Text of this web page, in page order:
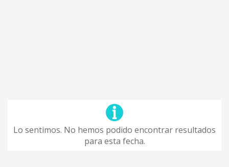
Lo sentimos. No hemos podido encontrar resultados
para esta fecha.